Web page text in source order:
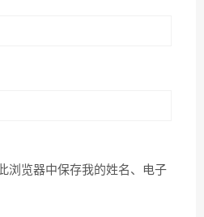
浏览器中保存我的姓名、电子